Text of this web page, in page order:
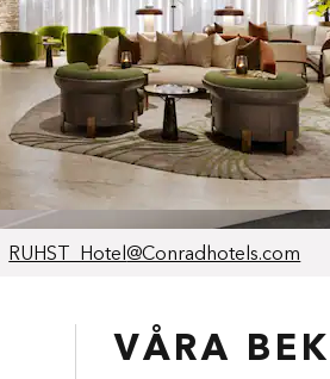
RUHST_Hotel@Conradhotels.com
VÅRA